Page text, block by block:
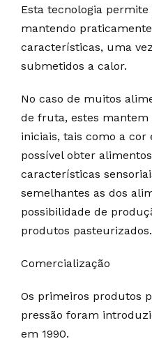
Esta tecnologia
mantendo
características, uma
submetidos a calor.
No caso de muitos
de fruta, estes mantem
iniciais, tais como a cor
possível obter
características
semelhantes as dos
possibilidade de
produtos pasteurizados.
Comercialização
Os primeiros produtos
pressão foram
em 1990.